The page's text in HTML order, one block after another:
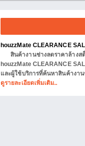
houzzMate CLEARANCE
สินค้างานช่างลดราคาล้างส
houzzMate CLEARANCE
และผู้ใช้บริการที่ค้นหาสินค้างา
ดูรายละเอียดเพิ่มเติม..